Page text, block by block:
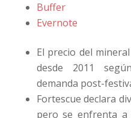
Buffer
Evernote
El precio del
desde 2011
demanda post-
Fortescue declara
pero se enfrenta